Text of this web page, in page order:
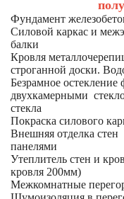
Фундамент
Силовой каркас и
балки
Кровля
строганной доски.
Безрамное
двухкамерными
стекла
Покраска силового
Внешняя отделка
панелями
Утеплитель стен и
кровля 200мм)
Межкомнатные